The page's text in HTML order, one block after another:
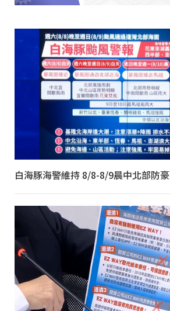
白海豚海警維持 8/8-8/9晨中北部防